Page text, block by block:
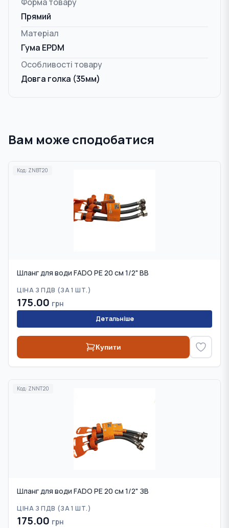
Прямий
Матеріал
Гума EPDM
Особливості товару
Довга голка (35мм)
Вам може сподобатися
Код: ZNBT20
Шланг для води FADO PE 20 см 1/2" ВВ
ЦІНА З ПДВ (ЗА 1 ШТ.)
175.00 грн
Детальніше
Купити
Код: ZNNT20
Шланг для води FADO PE 20 см 1/2" ЗВ
ЦІНА З ПДВ (ЗА 1 ШТ.)
175.00 грн